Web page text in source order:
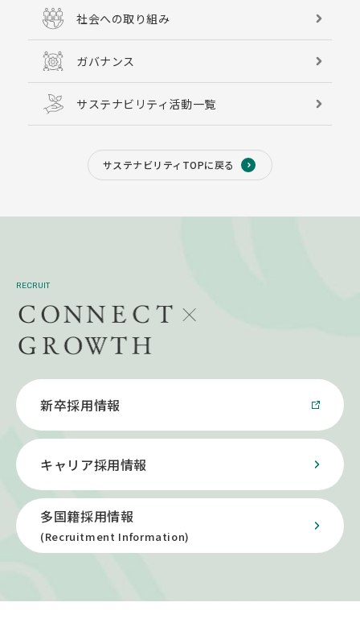
社会への取り組み
ガバナンス
サステナビリティ活動一覧
サステナビリティTOPに戻る
RECRUIT
新卒採用情報
キャリア採用情報
多国籍採用情報
(Recruitment Information)